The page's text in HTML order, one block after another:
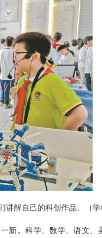
解自己的科创作品。（学
。科学、数学、语文、